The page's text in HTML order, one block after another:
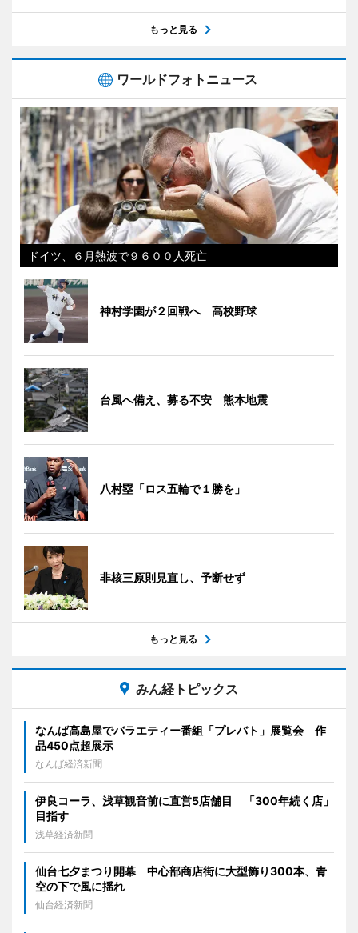
もっと見る
ワールドフォトニュース
ドイツ、６月熱波で９６００人死亡
神村学園が２回戦へ 高校野球
台風へ備え、募る不安 熊本地震
八村塁「ロス五輪で１勝を」
非核三原則見直し、予断せず
もっと見る
みん経トピックス
なんば高島屋でバラエティー番組「プレバト」展覧会 作
品450点超展示
なんば経済新聞
伊良コーラ、浅草観音前に直営5店舗目 「300年続く店」
目指す
浅草経済新聞
仙台七夕まつり開幕 中心部商店街に大型飾り300本、青
空の下で風に揺れ
仙台経済新聞